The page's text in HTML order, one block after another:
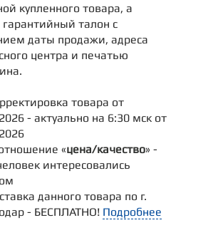
купленного товара, а
талон с
даты продажи, адреса
центра и печатью
товара от
- актуально на 6:30 мск от
«цена/качество» -
интересовались
данного товара по г.
- БЕСПЛАТНО! Подробнее